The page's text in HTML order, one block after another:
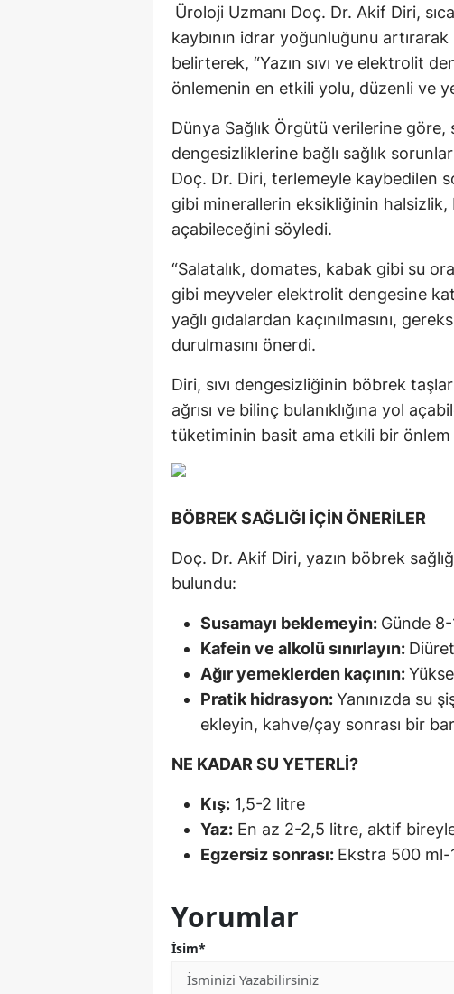
Üroloji Uzmanı Doç. Dr. Akif Diri,
kaybının idrar yoğunluğunu
belirterek, “Yazın sıvı ve elektrolit
önlemenin en etkili yolu, düzenli ve
Dünya Sağlık Örgütü verilerine
dengesizliklerine bağlı sağlık
Doç. Dr. Diri, terlemeyle kaybedilen
gibi minerallerin eksikliğinin
açabileceğini söyledi.
“Salatalık, domates, kabak gibi su
gibi meyveler elektrolit dengesine
yağlı gıdalardan kaçınılmasını,
durulmasını önerdi.
Diri, sıvı dengesizliğinin böbrek
ağrısı ve bilinç bulanıklığına yol
tüketiminin basit ama etkili bir
BÖBREK SAĞLIĞI İÇİN ÖNERİLER
Doç. Dr. Akif Diri, yazın böbrek
bulundu:
Susamayı beklemeyin: Günde
Kafein ve alkolü sınırlayın:
Ağır yemeklerden kaçının:
Pratik hidrasyon:Yanınızda su
ekleyin, kahve/çay sonrası bir
NE KADAR SU YETERLİ?
Kış: 1,5-2 litre
Yaz: En az 2-2,5 litre, aktif
Egzersiz sonrası: Ekstra 500 ml-
Yorumlar
İsim*